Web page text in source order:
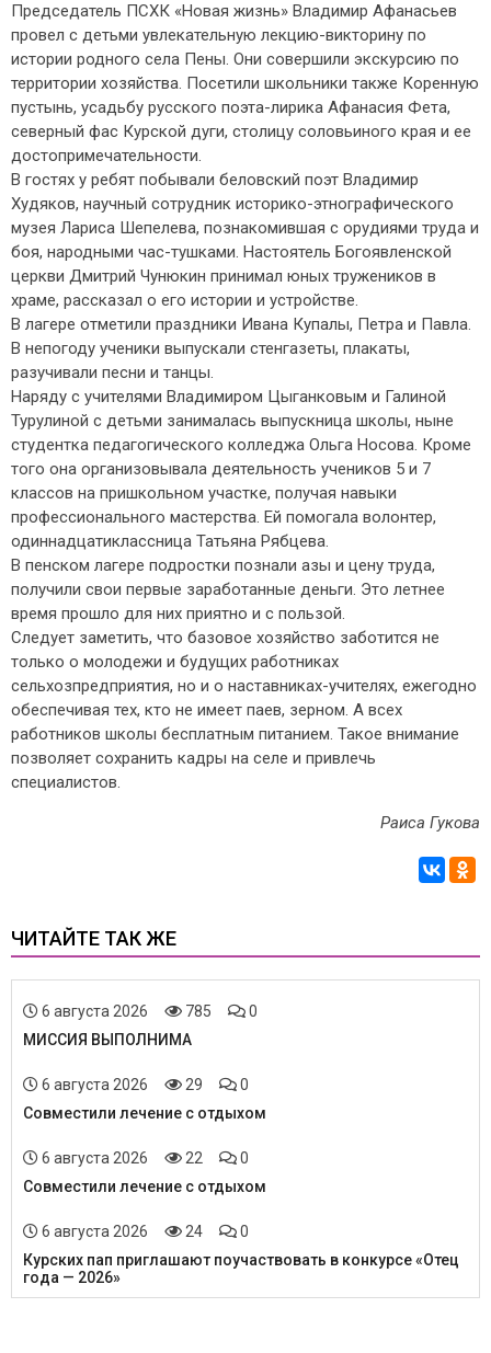
Председатель ПСХК «Новая жизнь» Владимир Афанасьев
провел с детьми увлекательную лекцию-викторину по
истории родного села Пены. Они совершили экскурсию по
территории хозяйства. Посетили школьники также Коренную
пустынь, усадьбу русского поэта-лирика Афанасия Фета,
северный фас Курской дуги, столицу соловьиного края и ее
достопримечательности.
В гостях у ребят побывали беловский поэт Владимир
Худяков, научный сотрудник историко-этнографического
музея Лариса Шепелева, познакомившая с орудиями труда и
боя, народными час-тушками. Настоятель Богоявленской
церкви Дмитрий Чунюкин принимал юных тружеников в
храме, рассказал о его истории и устройстве.
В лагере отметили праздники Ивана Купалы, Петра и Павла.
В непогоду ученики выпускали стенгазеты, плакаты,
разучивали песни и танцы.
Наряду с учителями Владимиром Цыганковым и Галиной
Турулиной с детьми занималась выпускница школы, ныне
студентка педагогического колледжа Ольга Носова. Кроме
того она организовывала деятельность учеников 5 и 7
классов на пришкольном участке, получая навыки
профессионального мастерства. Ей помогала волонтер,
одиннадцатиклассница Татьяна Рябцева.
В пенском лагере подростки познали азы и цену труда,
получили свои первые заработанные деньги. Это летнее
время прошло для них приятно и с пользой.
Следует заметить, что базовое хозяйство заботится не
только о молодежи и будущих работниках
сельхозпредприятия, но и о наставниках-учителях, ежегодно
обеспечивая тех, кто не имеет паев, зерном. А всех
работников школы бесплатным питанием. Такое внимание
позволяет сохранить кадры на селе и привлечь
специалистов.
Раиса Гукова
ЧИТАЙТЕ ТАК ЖЕ
6 августа 2026 785
0
МИССИЯ ВЫПОЛНИМА
6 августа 2026 29
0
Совместили лечение с отдыхом
6 августа 2026 22
0
Совместили лечение с отдыхом
6 августа 2026 24
0
Курских пап приглашают поучаствовать в конкурсе «Отец
года — 2026»